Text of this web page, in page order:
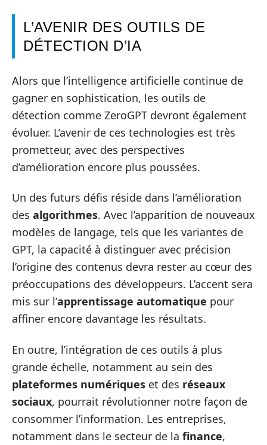
L’AVENIR DES OUTILS DE
DÉTECTION D’IA
Alors que l’intelligence artificielle continue de
gagner en sophistication, les outils de
détection comme ZeroGPT devront également
évoluer. L’avenir de ces technologies est très
prometteur, avec des perspectives
d’amélioration encore plus poussées.
Un des futurs défis réside dans l’amélioration
des algorithmes. Avec l’apparition de nouveaux
modèles de langage, tels que les variantes de
GPT, la capacité à distinguer avec précision
l’origine des contenus devra rester au cœur des
préoccupations des développeurs. L’accent sera
mis sur l’apprentissage automatique pour
affiner encore davantage les résultats.
En outre, l’intégration de ces outils à plus
grande échelle, notamment au sein des
plateformes numériques et des réseaux
sociaux, pourrait révolutionner notre façon de
consommer l’information. Les entreprises,
notamment dans le secteur de la finance,